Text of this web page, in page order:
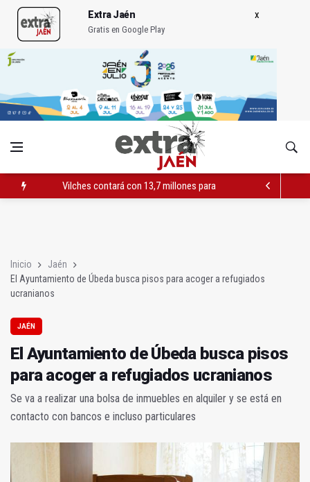
Extra Jaén
Gratis en Google Play
Vilches contará con 13,7 millones para los daños del temporal
Inicio
Jaén
El Ayuntamiento de Úbeda busca pisos para acoger a refugiados
ucranianos
JAÉN
El Ayuntamiento de Úbeda busca pisos
para acoger a refugiados ucranianos
Se va a realizar una bolsa de inmuebles en alquiler y se está en
contacto con bancos e incluso particulares